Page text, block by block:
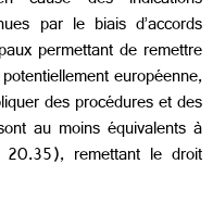
par le biais d’accords
permettant de remettre
européenne,
des procédures et des
au moins équivalents à
20.35), remettant le droit